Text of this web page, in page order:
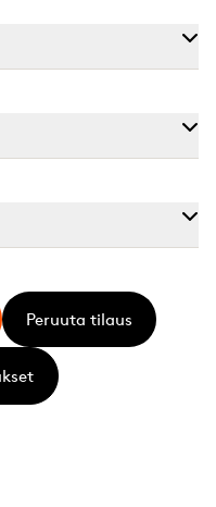
Peruuta tilaus